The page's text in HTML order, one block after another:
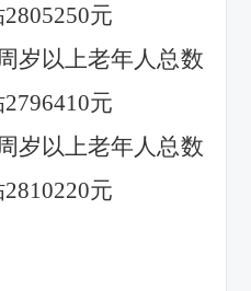
元
岁以上老年人总数
元
岁以上老年人总数
元